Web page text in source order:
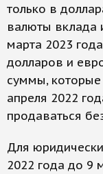
только в
валюты вклада
марта 2023
долларов и
суммы, которые
апреля 2022
продаваться
Для
2022 года до 9